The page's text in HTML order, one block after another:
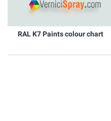
RAL K7 Paints colour chart